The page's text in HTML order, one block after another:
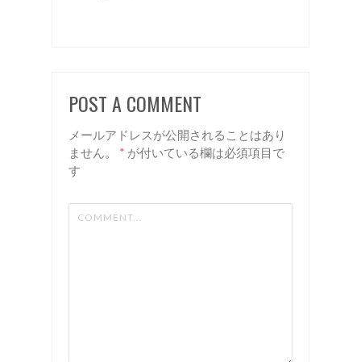
ン
POST A COMMENT
メールアドレスが公開されることはあり
ません。
* が付いている欄は必須項目で
す